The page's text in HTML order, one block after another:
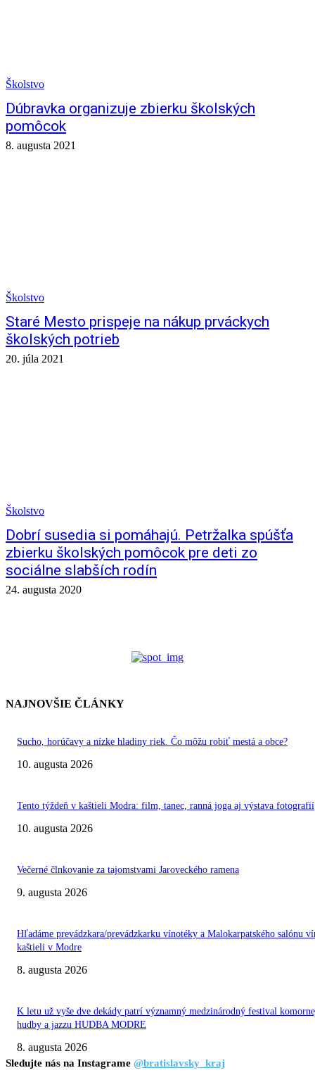
Školstvo
Dúbravka organizuje zbierku školských
pomôcok
8. augusta 2021
Školstvo
Staré Mesto prispeje na nákup prváckych
školských potrieb
20. júla 2021
Školstvo
Dobrí susedia si pomáhajú. Petržalka spúšťa
zbierku školských pomôcok pre deti zo
sociálne slabších rodín
24. augusta 2020
NAJNOVŠIE ČLÁNKY
Sucho, horúčavy a nízke hladiny riek. Čo môžu robiť mestá a obce?
10. augusta 2026
Tento týždeň v kaštieli Modra: film, tanec, ranná joga aj výstava fotografií
10. augusta 2026
Večerné člnkovanie za tajomstvami Jaroveckého ramena
9. augusta 2026
Hľadáme prevádzkara/prevádzkarku vínotéky a Malokarpatského salónu
kaštieli v Modre
8. augusta 2026
K letu už vyše dve dekády patrí významný medzinárodný festival
hudby a jazzu HUDBA MODRE
8. augusta 2026
Sledujte nás na Instagrame @bratislavsky_kraj